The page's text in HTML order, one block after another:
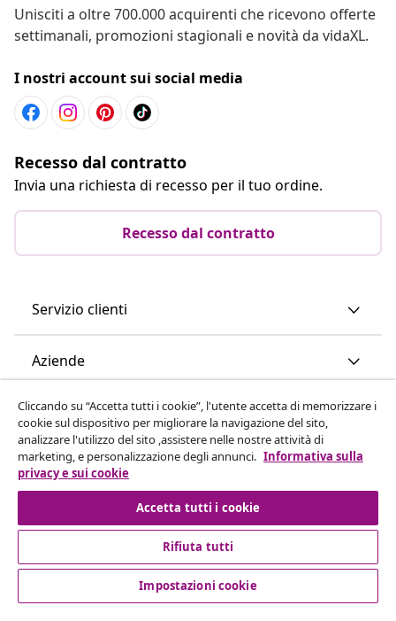
Unisciti a oltre 700.000 acquirenti che ricevono offerte
settimanali, promozioni stagionali e novità da vidaXL.
I nostri account sui social media
Recesso dal contratto
Invia una richiesta di recesso per il tuo ordine.
Recesso dal contratto
Servizio clienti
Aziende
vidaXL
Scopri di più
© 2008-2026 vidaXL www.vidaxl.it è un negozio online di
Cliccando su “Accetta tutti i cookie”, l'utente accetta di memorizzare i
cookie sul dispositivo per migliorare la navigazione del sito,
analizzare l'utilizzo del sito ,assistere nelle nostre attività di
marketing, e personalizzazione degli annunci. Informativa sulla
privacy e sui cookie
Accetta tutti i cookie
Rifiuta tutti
Impostazioni cookie